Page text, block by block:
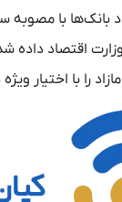
بانک‌ها با مصوبه
اقتصاد داده
را با اختیار